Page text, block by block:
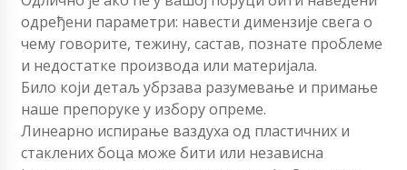
одређени параметри: навести димензије свега о
чему говорите, тежину, састав, познате проблеме
и недостатке производа или материјала.
Било који детаљ убрзава разумевање и примање
наше препоруке у избору опреме.
Линеарно испирање ваздуха од пластичних и
стаклених боца може бити или независна